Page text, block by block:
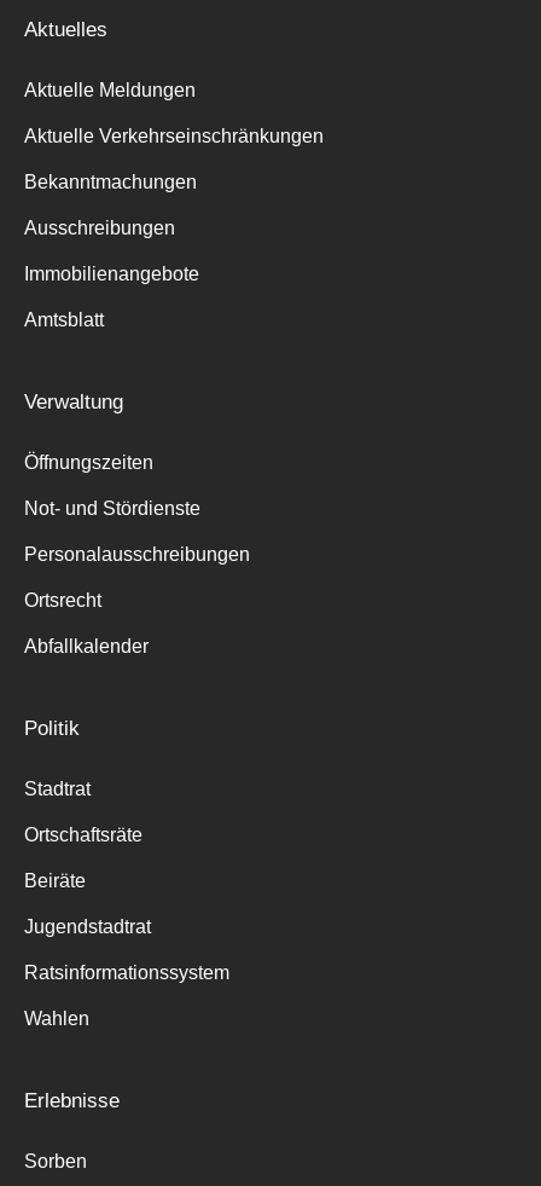
Suche
Aktuelles
Aktuelle Meldungen
Aktuelle Verkehrseinschränkungen
Bekanntmachungen
Ausschreibungen
Immobilienangebote
Amtsblatt
Verwaltung
Öffnungszeiten
Not- und Stördienste
Personalausschreibungen
Ortsrecht
Abfallkalender
Politik
Stadtrat
Ortschaftsräte
Beiräte
Jugendstadtrat
Ratsinformationssystem
Wahlen
Erlebnisse
Sorben